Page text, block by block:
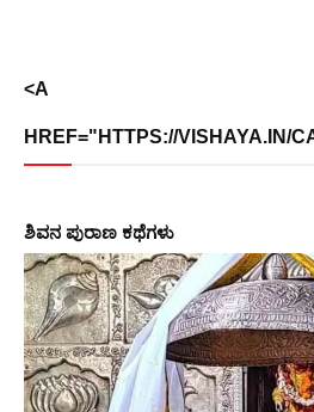
<A
HREF="HTTPS://VISHAYA.IN/
ಶಿವನ ಪುರಾಣ ಕಥೆಗಳು